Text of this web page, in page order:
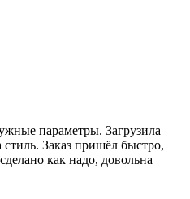
параметры. Загрузила
Заказ пришёл быстро,
как надо, довольна